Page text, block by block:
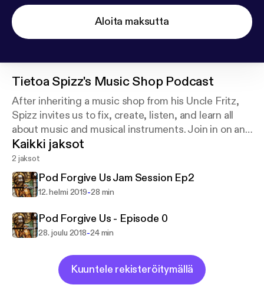
Aloita maksutta
Tietoa Spizz's Music Shop Podcast
After inheriting a music shop from his Uncle Fritz,
Spizz invites us to fix, create, listen, and learn all
about music and musical instruments. Join in on an
audio journey that promises...to not be too annoying
to listen to in the car with the kids.
Kaikki jaksot
2 jaksot
Pod Forgive Us Jam Session Ep2
12. helmi 2019-28 min
Pod Forgive Us - Episode 0
28. joulu 2018-24 min
Kuuntele rekisteröitymällä